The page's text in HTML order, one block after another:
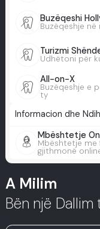
Buzëqeshi
Buzëqeshje
Turizmi
Udhëtoni për
All-on-X
Buzëqeshje e
ty
Informacion dhe
Mbështetje
Mbështetje me
gjithmonë
A Milim
Bën një